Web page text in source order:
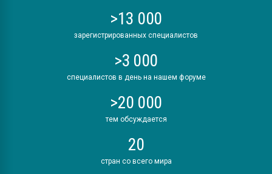
>13 000
зарегистрированных специалистов
>3 000
специалистов в день на нашем форуме
>20 000
тем обсуждается
20
стран со всего мира